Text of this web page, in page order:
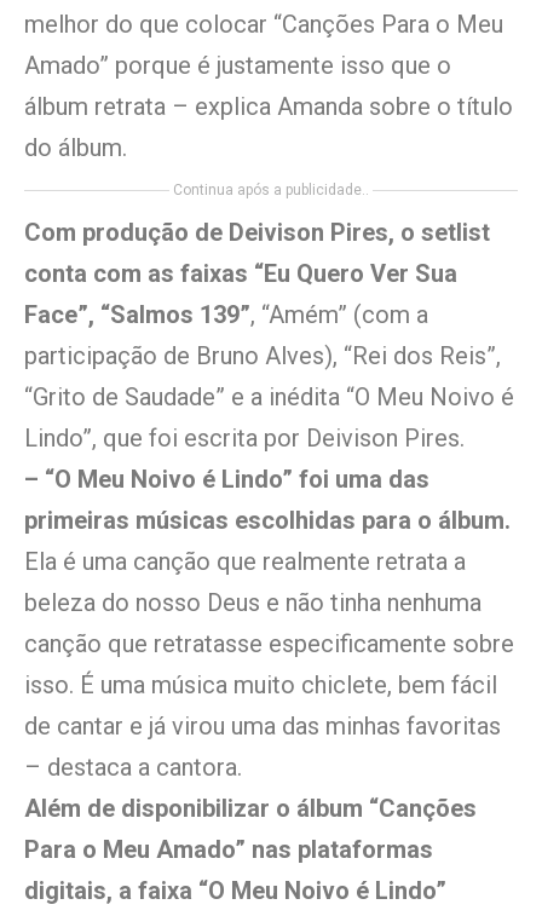
melhor do que colocar “Canções Para o Meu
Amado” porque é justamente isso que o
álbum retrata – explica Amanda sobre o título
do álbum.
Continua após a publicidade..
Com produção de Deivison Pires, o setlist
conta com as faixas “Eu Quero Ver Sua
Face”, “Salmos 139”, “Amém” (com a
participação de Bruno Alves), “Rei dos Reis”,
“Grito de Saudade” e a inédita “O Meu Noivo é
Lindo”, que foi escrita por Deivison Pires.
– “O Meu Noivo é Lindo” foi uma das
primeiras músicas escolhidas para o álbum.
Ela é uma canção que realmente retrata a
beleza do nosso Deus e não tinha nenhuma
canção que retratasse especificamente sobre
isso. É uma música muito chiclete, bem fácil
de cantar e já virou uma das minhas favoritas
– destaca a cantora.
Além de disponibilizar o álbum “Canções
Para o Meu Amado” nas plataformas
digitais, a faixa “O Meu Noivo é Lindo”